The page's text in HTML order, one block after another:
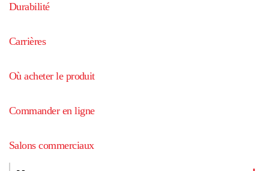
Durabilité
Carrières
Où acheter le produit
Commander en ligne
Salons commerciaux